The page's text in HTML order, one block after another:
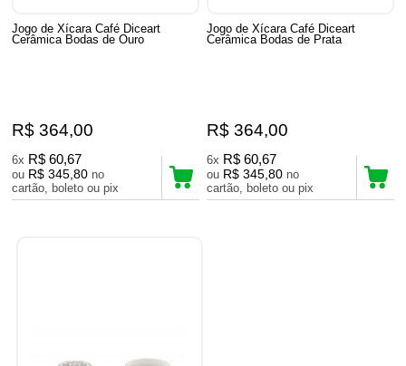
Jogo de Xícara Café Diceart
Cerâmica Bodas de Ouro
R$ 364,00
6x R$ 60,67
ou R$ 345,80 no
cartão, boleto ou pix
Jogo de Xícara Café Diceart
Cerâmica Bodas de Prata
R$ 364,00
6x R$ 60,67
ou R$ 345,80 no
cartão, boleto ou pix